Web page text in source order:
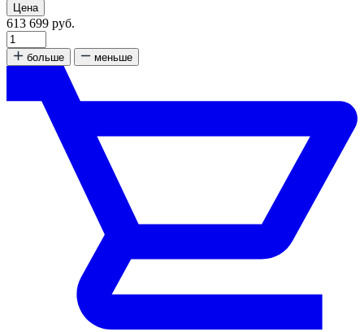
Цена
613 699 руб.
больше меньше